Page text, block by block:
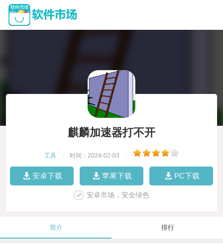
麒麟加速器打不开
工具 时间：2024-02-03
安卓下载 苹果下载 PC下载
安卓市场，安全绿色
简介 排行